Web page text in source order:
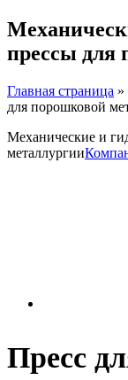
прессы для
Главная страница »
для порошковой
Механические и
металлургии
Пресс